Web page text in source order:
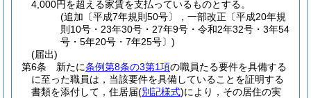
4,000円を超える家賃を支払っているものとする。
(追加〔平成7年規則50号〕，一部改正〔平成20年規
則10号・23年30号・27年9号・令和2年32号・3年54
号・5年20号・7年25号〕)
(届出)
第6条
新たに条例第8条の3第1項の職員たる要件を具備する
に至った職員は，当該要件を具備していることを証明する
書類を添付して，住居届(別記様式)により，その居住の実